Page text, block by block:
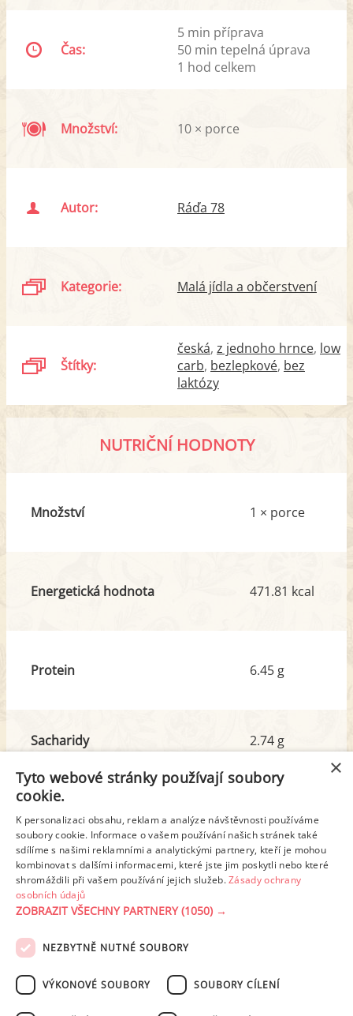
Čas:
5 min příprava
50 min tepelná úprava
1 hod celkem
Množství: 10 × porce
Autor: Ráďa 78
Kategorie: Malá jídla a občerstvení
Štítky:
česká z jednoho hrnce low
carb bezlepkové bez
laktózy
NUTRIČNÍ HODNOTY
Množství 1 × porce
Energetická hodnota 471.81 kcal
Protein 6.45 g
Sacharidy
z toho cukr
2.74 g
0.95 g
Tuk
z toho nas. mastné kyseliny
48.10 g
14.29 g
Detailní rozpis
PODMÍNKY UŽITÍ ZÁSADY OCHRANY OSOBNÍCH ÚDAJŮ
NASTAVENÍ COOKIES
×
Tyto webové stránky používají soubory
cookie.
K personalizaci obsahu, reklam a analýze návštěvnosti používáme
soubory cookie. Informace o vašem používání našich stránek také
sdílíme s našimi reklamními a analytickými partnery, kteří je mohou
kombinovat s dalšími informacemi, které jste jim poskytli nebo které
shromáždili při vašem používání jejich služeb.Zásady ochrany
osobních údajů
ZOBRAZIT VŠECHNY PARTNERY(1050) →
NEZBYTNĚ NUTNÉ SOUBORY
VÝKONOVÉ SOUBORY SOUBORY CÍLENÍ